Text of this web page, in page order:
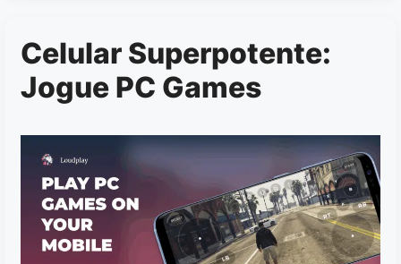
Celular Superpotente:
Jogue PC Games